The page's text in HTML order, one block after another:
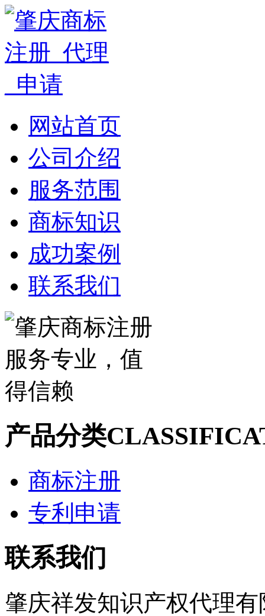
网站首页
公司介绍
服务范围
商标知识
成功案例
联系我们
产品分类
商标注册
专利申请
联系我们
肇庆祥发知识产权代理有